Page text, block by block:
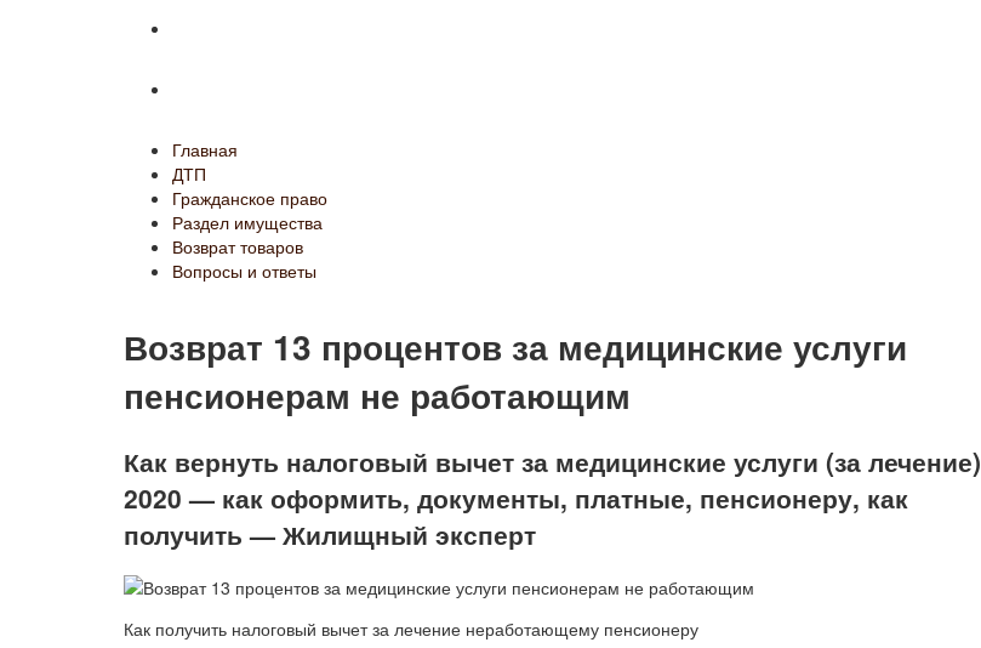
Главная
ДТП
Гражданское право
Раздел имущества
Возврат товаров
Вопросы и ответы
Возврат 13 процентов за медицинские услуги
пенсионерам не работающим
Как вернуть налоговый вычет за медицинские услуги (за лечение)
2020 — как оформить, документы, платные, пенсионеру, как
получить — Жилищный эксперт
Как получить налоговый вычет за лечение неработающему пенсионеру